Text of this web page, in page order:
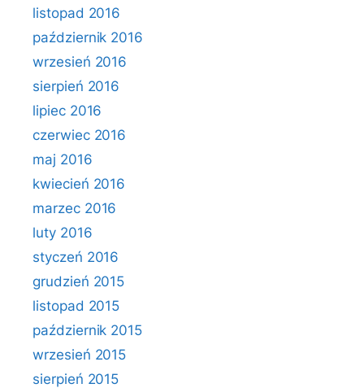
listopad 2016
październik 2016
wrzesień 2016
sierpień 2016
lipiec 2016
czerwiec 2016
maj 2016
kwiecień 2016
marzec 2016
luty 2016
styczeń 2016
grudzień 2015
listopad 2015
październik 2015
wrzesień 2015
sierpień 2015